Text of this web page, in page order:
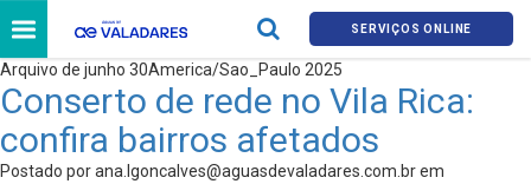
SERVIÇOS ONLINE
Arquivo de junho 30America/Sao_Paulo 2025
Conserto de rede no Vila Rica:
confira bairros afetados
Postado porana.lgoncalves@aguasdevaladares.com.brem